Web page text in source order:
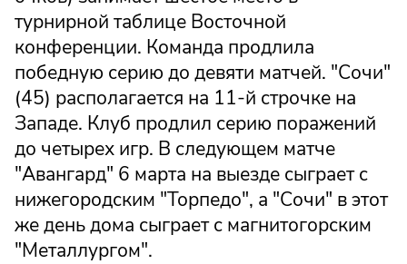
турнирной таблице Восточной
конференции. Команда продлила
победную серию до девяти матчей. "Сочи"
(45) располагается на 11-й строчке на
Западе. Клуб продлил серию поражений
до четырех игр. В следующем матче
"Авангард" 6 марта на выезде сыграет с
нижегородским "Торпедо", а "Сочи" в этот
же день дома сыграет с магнитогорским
"Металлургом".